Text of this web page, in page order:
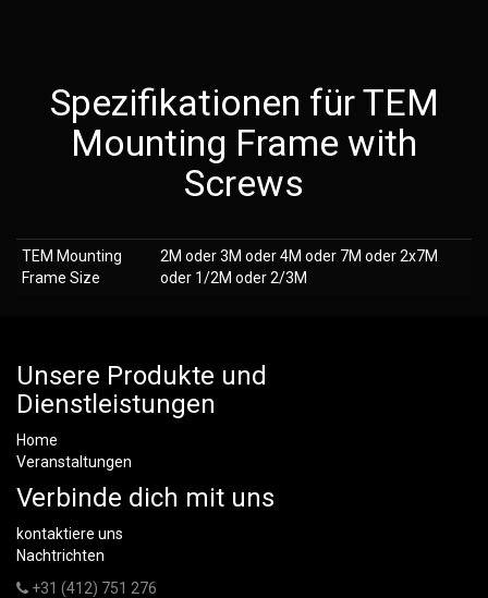
Spezifikationen für TEM
Mounting Frame with
Screws
TEM Mounting
Frame Size
2M oder 3M oder 4M oder 7M oder 2x7M
oder 1/2M oder 2/3M
Unsere Produkte und
Dienstleistungen
Home
Veranstaltungen
Verbinde dich mit uns
kontaktiere uns
Nachtrichten
+31 (412) 751 276